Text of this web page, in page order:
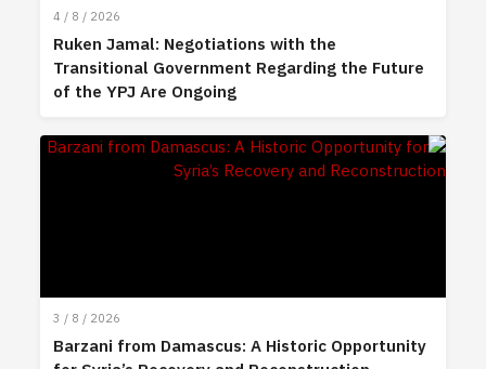
4 / 8 / 2026
Ruken Jamal: Negotiations with the
Transitional Government Regarding the Future
of the YPJ Are Ongoing
3 / 8 / 2026
Barzani from Damascus: A Historic Opportunity